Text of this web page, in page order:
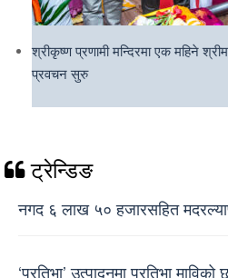
श्रीकृष्ण प्रणामी मन्दिरमा एक महिने
प्रवचन सुरु
ट्रेन्डिङ
नगद ६ लाख ५० हजारसहित
‘प्रतिभा’ उत्पादनमा प्रतिभा